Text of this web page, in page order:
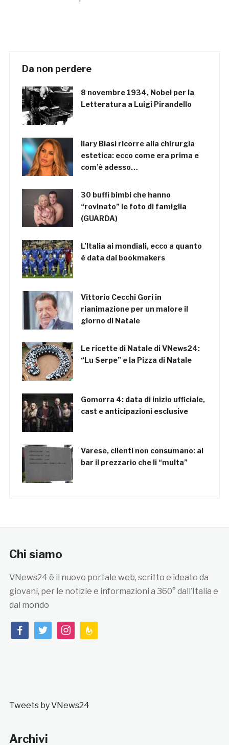
Da non perdere
8 novembre 1934, Nobel per la
Letteratura a Luigi Pirandello
Ilary Blasi ricorre alla chirurgia
estetica: ecco come era prima e
com’è adesso…
30 buffi bimbi che hanno
“rovinato” le foto di famiglia
(GUARDA)
L’Italia ai mondiali, ecco a quanto
è data dai bookmakers
Vittorio Cecchi Gori in
rianimazione per un malore il
giorno di Natale
Le ricette di Natale di VNews24:
“Lu Serpe” e la Pizza di Natale
Gomorra 4: data di inizio ufficiale,
cast e anticipazioni esclusive
Varese, clienti non consumano: al
bar il prezzario che li “multa”
Chi siamo
VNews24 è il nuovo portale web, scritto e ideato da
giovani, per le notizie e informazioni a 360° dall’Italia e
dal mondo
facebooktwitterinstagramfeedburner
Tweets by VNews24
Archivi